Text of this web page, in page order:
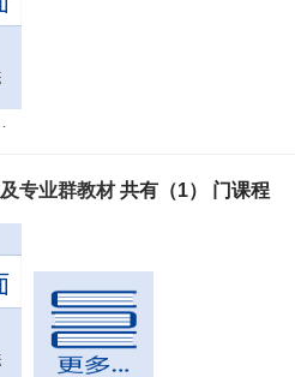
专业群教材 共有（1） 门课程